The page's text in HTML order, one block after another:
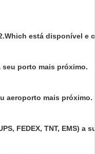
está disponível e
seu porto mais próximo.
aeroporto mais próximo.
FEDEX, TNT, EMS) a